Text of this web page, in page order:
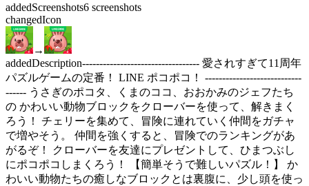
addedScreenshots6 screenshots
changedIcon
→
addedDescription---------------------------------- 愛されすぎて11周年
パズルゲームの定番！ LINE ポコポコ！ ----------------------------
------ うさぎのポコタ、くまのココ、おおかみのジェフたち
の かわいい動物ブロックをクローバーを使って、解きまく
ろう！ チェリーを集めて、冒険に連れていく仲間をガチャ
で増やそう。 仲間を強くすると、冒険でのランキングがあ
がるぞ！ クローバーを友達にプレゼントして、ひまつぶし
にポコポコしまくろう！ 【簡単そうで難しいパズル！】 か
わいい動物たちの癒しなブロックとは裏腹に、少し頭を使っ